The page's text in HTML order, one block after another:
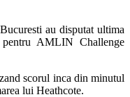
au disputat ultima
AMLIN Challenge
scorul inca din minutul
lui Heathcote.